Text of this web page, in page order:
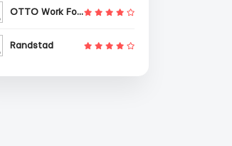
OTTO Work Force
Randstad